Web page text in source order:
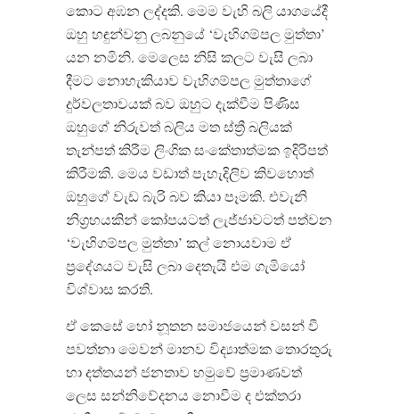
කොට අඹන ලද්දකි. මෙම වැහි බලි යාගයේදී
ඔහු හඳුන්වනු ලබනුයේ ‘වැහිගම්පල මුත්තා’
යන නමිනි. මෙලෙස නිසි කලට වැසි ලබා
දීමට නොහැකියාව වැහිගම්පල මුත්තාගේ
දුර්වලතාවයක් බව ඔහුට දැක්වීම පිණිස
ඔහුගේ නිරුවත් බලිය මත ස්ත්‍රී බලියක්
තැන්පත් කිරීම ලිංගික සංකේතාත්මක ඉදිරිපත්
කිරීමකි. මෙය වඩාත් පැහැදිලිව කිවහොත්
ඔහුගේ වැඩ බැරි බව කියා පෑමකි. එවැනි
නිග්‍රහයකින් කෝපයටත් ලැජ්ජාවටත් පත්වන
‘වැහිගම්පල මුත්තා’ කල් නොයවාම ඒ
ප්‍රදේශයට වැසි ලබා දෙතැයි එම ගැමියෝ
විශ්වාස කරති.
ඒ කෙසේ හෝ නූතන සමාජයෙන් වසන් වී
පවත්නා මෙවන් මානව විද්‍යාත්මක තොරතුරු
හා දත්තයන් ජනතාව හමුවේ ප්‍රමාණවත්
ලෙස සන්නිවේදනය නොවීම ද එක්තරා